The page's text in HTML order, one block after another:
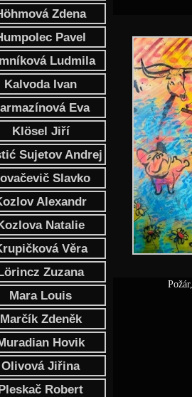
Zdena
Pavel
Ludmila
Kalvoda Ivan
Eva
Klösel Jiří
Sujetov Andrej
Slavko
Alexandr
Natalie
Věra
Zuzana
Mara Louis
Marčík Zdeněk
Hovik
Olivová Jiřina
Robert
Požár, akryl